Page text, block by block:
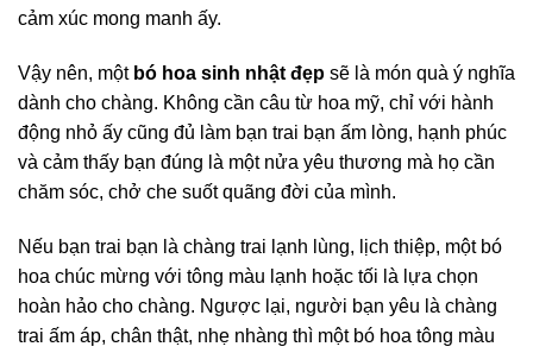
cảm xúc mong manh ấy.
Vậy nên, mộtbó hoa sinh nhật đẹp sẽ là món quà ý nghĩa
dành cho chàng. Không cần câu từ hoa mỹ, chỉ với hành
động nhỏ ấy cũng đủ làm bạn trai bạn ấm lòng, hạnh phúc
và cảm thấy bạn đúng là một nửa yêu thương mà họ cần
chăm sóc, chở che suốt quãng đời của mình.
Nếu bạn trai bạn là chàng trai lạnh lùng, lịch thiệp, một bó
hoa chúc mừng với tông màu lạnh hoặc tối là lựa chọn
hoàn hảo cho chàng. Ngược lại, người bạn yêu là chàng
trai ấm áp, chân thật, nhẹ nhàng thì một bó hoa tông màu